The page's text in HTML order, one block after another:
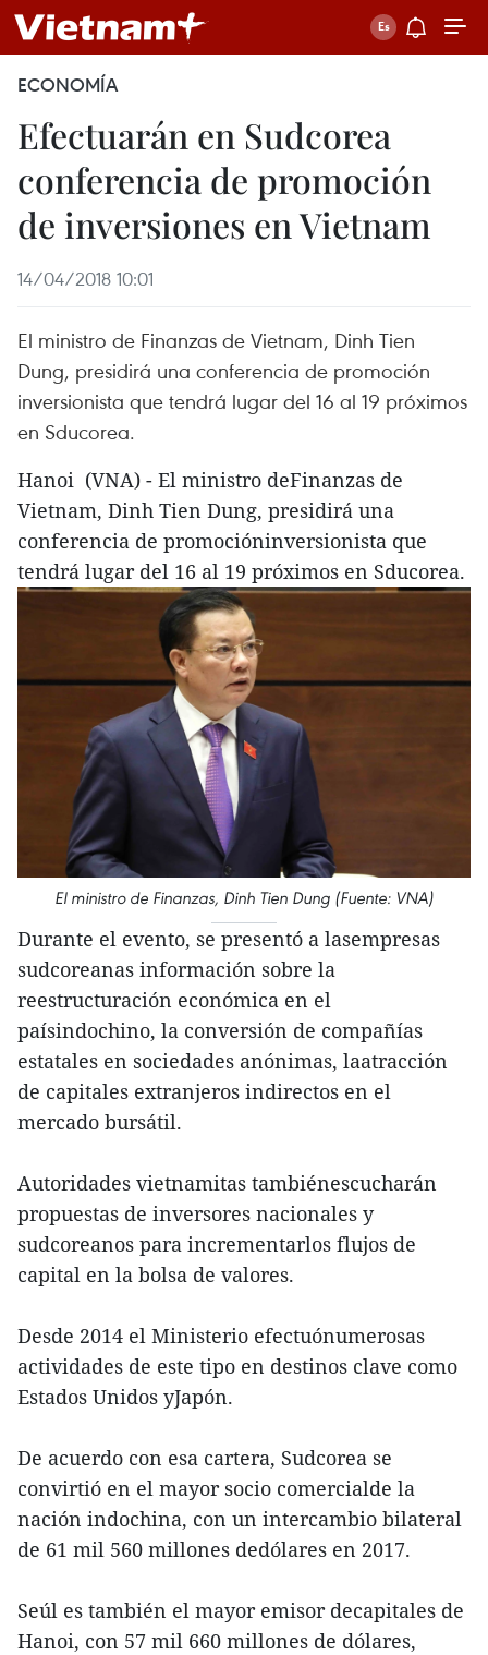
ECONOMÍA
Efectuarán en Sudcorea
conferencia de promoción
de inversiones en Vietnam
14/04/2018 10:01
El ministro de Finanzas de Vietnam, Dinh Tien
Dung, presidirá una conferencia de promoción
inversionista que tendrá lugar del 16 al 19 próximos
en Sducorea.
Hanoi (VNA) - El ministro deFinanzas de
Vietnam, Dinh Tien Dung, presidirá una
conferencia de promocióninversionista que
tendrá lugar del 16 al 19 próximos en Sducorea.
El ministro de Finanzas, Dinh Tien Dung (Fuente: VNA)
Durante el evento, se presentó a lasempresas
sudcoreanas información sobre la
reestructuración económica en el
paísindochino, la conversión de compañías
estatales en sociedades anónimas, laatracción
de capitales extranjeros indirectos en el
mercado bursátil.
Autoridades vietnamitas tambiénescucharán
propuestas de inversores nacionales y
sudcoreanos para incrementarlos flujos de
capital en la bolsa de valores.
Desde 2014 el Ministerio efectuónumerosas
actividades de este tipo en destinos clave como
Estados Unidos yJapón.
De acuerdo con esa cartera, Sudcorea se
convirtió en el mayor socio comercialde la
nación indochina, con un intercambio bilateral
de 61 mil 560 millones dedólares en 2017.
Seúl es también el mayor emisor decapitales de
Hanoi, con 57 mil 660 millones de dólares,